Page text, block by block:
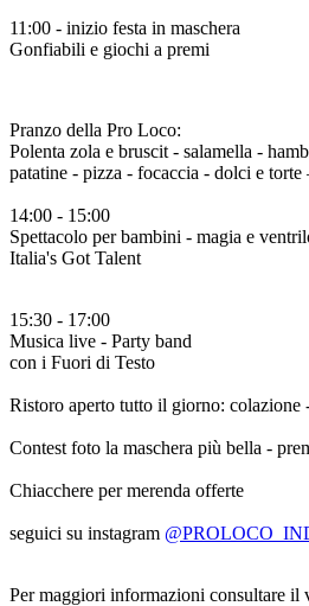
11:00 - inizio festa in maschera
Gonfiabili e giochi a premi
Pranzo della Pro Loco:
Polenta zola e bruscit - salamella -
patatine - pizza - focaccia - dolci e
14:00 - 15:00
Spettacolo per bambini - magia e
Italia's Got Talent
15:30 - 17:00
Musica live - Party band
con i Fuori di Testo
Ristoro aperto tutto il giorno: colazione
Contest foto la maschera più bella -
Chiacchere per merenda offerte
seguici su instagram
Per maggiori informazioni consultare il